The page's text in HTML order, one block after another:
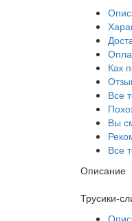
Как
Все
Вы
Все
Описание
Трусики-